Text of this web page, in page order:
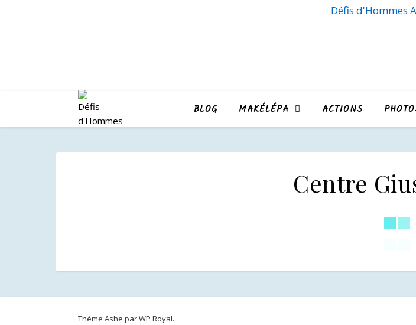
Défis d'Hommes
BLOG MAKÉLÉPA ACTIONS
Centre
Thème Ashe parWP Royal.